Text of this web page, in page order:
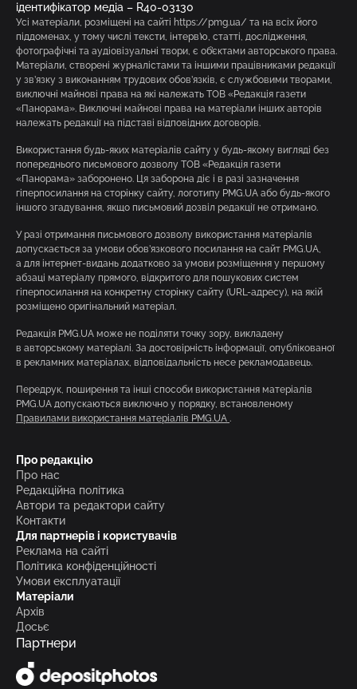
ідентифікатор медіа – R40-03130
Усі матеріали, розміщені на сайті https://pmg.ua/ та на всіх його
піддоменах, у тому числі тексти, інтерв’ю, статті, дослідження,
фотографічні та аудіовізуальні твори, є об’єктами авторського права.
Матеріали, створені журналістами та іншими працівниками редакції
у зв’язку з виконанням трудових обов’язків, є службовими творами,
виключні майнові права на які належать ТОВ «Редакція газети
«Панорама». Виключні майнові права на матеріали інших авторів
належать редакції на підставі відповідних договорів.
Використання будь-яких матеріалів сайту у будь-якому вигляді без
попереднього письмового дозволу ТОВ «Редакція газети
«Панорама» заборонено. Ця заборона діє і в разі зазначення
гіперпосилання на сторінку сайту, логотипу PMG.UA або будь-якого
іншого згадування, якщо письмовий дозвіл редакції не отримано.
У разі отримання письмового дозволу використання матеріалів
допускається за умови обов’язкового посилання на сайт PMG.UA,
а для інтернет-видань додатково за умови розміщення у першому
абзаці матеріалу прямого, відкритого для пошукових систем
гіперпосилання на конкретну сторінку сайту (URL-адресу), на якій
розміщено оригінальний матеріал.
Редакція PMG.UA може не поділяти точку зору, викладену
в авторському матеріалі. За достовірність інформації, опублікованої
в рекламних матеріалах, відповідальність несе рекламодавець.
Передрук, поширення та інші способи використання матеріалів
PMG.UA допускаються виключно у порядку, встановленому
Правилами використання матеріалів PMG.UA .
Про редакцію
Про нас
Редакційна політика
Автори та редактори сайту
Контакти
Для партнерів і користувачів
Реклама на сайті
Політика конфіденційності
Умови експлуатації
Матеріали
Архів
Досьє
Партнери